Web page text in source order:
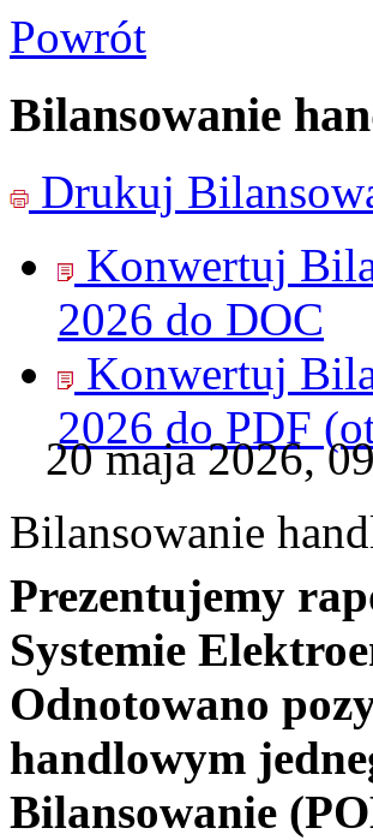
Powrót
Bilansowanie
Drukuj
Konwertuj
2026 do DOC
Konwertuj
2026 do PDF
20 maja 2026,
Bilansowanie
Prezentujemy
Systemie
Odnotowano
handlowym
Bilansowanie